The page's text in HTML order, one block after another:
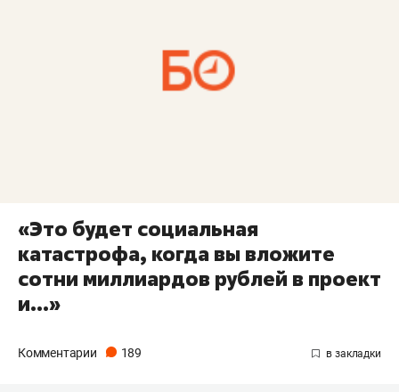
«Это будет социальная
катастрофа, когда вы вложите
сотни миллиардов рублей в проект
и…»
Комментарии 189